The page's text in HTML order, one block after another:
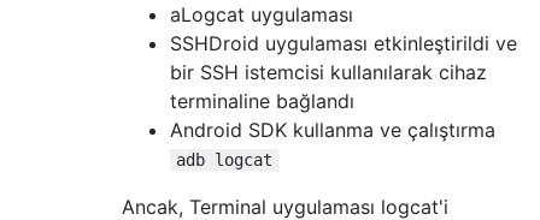
aLogcat uygulaması
SSHDroid uygulaması etkinleştirildi ve
bir SSH istemcisi kullanılarak cihaz
terminaline bağlandı
Android SDK kullanma ve çalıştırma
adb logcat
Ancak, Terminal uygulaması logcat'i